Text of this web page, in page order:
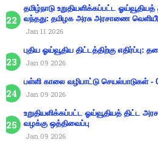
தமிழ்நாடு உறுதியளிக்கப்பட்ட
வந்தது: தமிழக அரசு அரசாணை
Jan 11 2026
புதிய ஓய்வூதிய திட்டத்திற்கு
Jan 09 2026
பள்ளி காலை வழிபாட்டு செயல்பாடுகள் -
Jan 09 2026
உறுதியளிக்கப்பட்ட ஓய்வூதியத் திட்ட
வழக்கு ஒத்திவைப்பு
Jan 09 2026